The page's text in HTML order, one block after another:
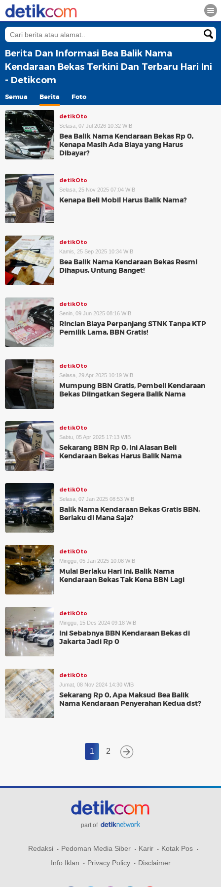
Berita Dan Informasi Bea Balik Nama
Kendaraan Bekas Terkini Dan Terbaru Hari Ini
- Detikcom
Semua Berita Foto
detikOto
Selasa, 07 Jul 2026 10:32 WIB
Bea Balik Nama Kendaraan Bekas Rp 0,
Kenapa Masih Ada Biaya yang Harus
Dibayar?
detikOto
Selasa, 25 Nov 2025 07:04 WIB
Kenapa Beli Mobil Harus Balik Nama?
detikOto
Kamis, 25 Sep 2025 10:34 WIB
Bea Balik Nama Kendaraan Bekas Resmi
Dihapus, Untung Banget!
detikOto
Senin, 09 Jun 2025 08:16 WIB
Rincian Biaya Perpanjang STNK Tanpa KTP
Pemilik Lama, BBN Gratis!
detikOto
Selasa, 29 Apr 2025 10:19 WIB
Mumpung BBN Gratis, Pembeli Kendaraan
Bekas Diingatkan Segera Balik Nama
detikOto
Sabtu, 05 Apr 2025 17:13 WIB
Sekarang BBN Rp 0, Ini Alasan Beli
Kendaraan Bekas Harus Balik Nama
detikOto
Selasa, 07 Jan 2025 08:53 WIB
Balik Nama Kendaraan Bekas Gratis BBN,
Berlaku di Mana Saja?
detikOto
Minggu, 05 Jan 2025 10:08 WIB
Mulai Berlaku Hari Ini, Balik Nama
Kendaraan Bekas Tak Kena BBN Lagi
detikOto
Minggu, 15 Des 2024 09:18 WIB
Ini Sebabnya BBN Kendaraan Bekas di
Jakarta Jadi Rp 0
detikOto
Jumat, 08 Nov 2024 14:30 WIB
Sekarang Rp 0, Apa Maksud Bea Balik
Nama Kendaraan Penyerahan Kedua dst?
1 2
part of
Redaksi Pedoman Media Siber Karir
Kotak Pos
Info Iklan
Privacy Policy Disclaimer